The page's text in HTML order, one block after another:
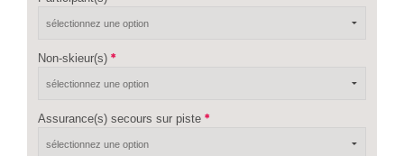
Non-skieur(s)
Assurance(s) secours sur piste